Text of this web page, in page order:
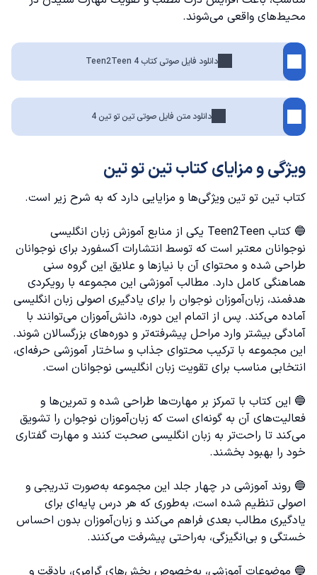
محیط‌های واقعی می‌شوند.
دانلود فایل صوتی کتاب Teen2Teen 4
دانلود متن فایل صوتی تین تو تین 4
ویژگی و مزایای کتاب تین تو تین
کتاب تین تو تین ویژگی‌ها و مزایایی دارد که به شرح زیر است.
🔵 کتاب Teen2Teen یکی از منابع
آموزش زبان انگلیسی
نوجوانان معتبر است که توسط انتشارات آکسفورد برای نوجوانان
طراحی شده و محتوای آن با نیازها و علایق این گروه سنی
هماهنگی کامل دارد. مطالب آموزشی این مجموعه با رویکردی
هدفمند، زبان‌آموزان نوجوان را برای یادگیری اصولی زبان انگلیسی
آماده می‌کند. پس از اتمام این دوره، دانش‌آموزان می‌توانند با
آمادگی بیشتر وارد مراحل پیشرفته‌تر و دوره‌های بزرگسالان شوند.
این مجموعه با ترکیب محتوای جذاب و ساختار آموزشی حرفه‌ای،
انتخابی مناسب برای تقویت زبان انگلیسی نوجوانان است.
🔵 این کتاب با تمرکز بر مهارت‌ها طراحی شده و تمرین‌ها و
فعالیت‌های آن به گونه‌ای است که زبان‌آموزان نوجوان را تشویق
می‌کند تا راحت‌تر به زبان انگلیسی صحبت کنند و مهارت گفتاری
خود را بهبود بخشند.
🔵 روند آموزشی در چهار جلد این مجموعه به‌صورت تدریجی و
اصولی تنظیم شده است، به‌طوری که هر درس پایه‌ای برای
یادگیری مطالب بعدی فراهم می‌کند و زبان‌آموزان بدون احساس
خستگی و بی‌انگیزگی، به‌راحتی پیشرفت می‌کنند.